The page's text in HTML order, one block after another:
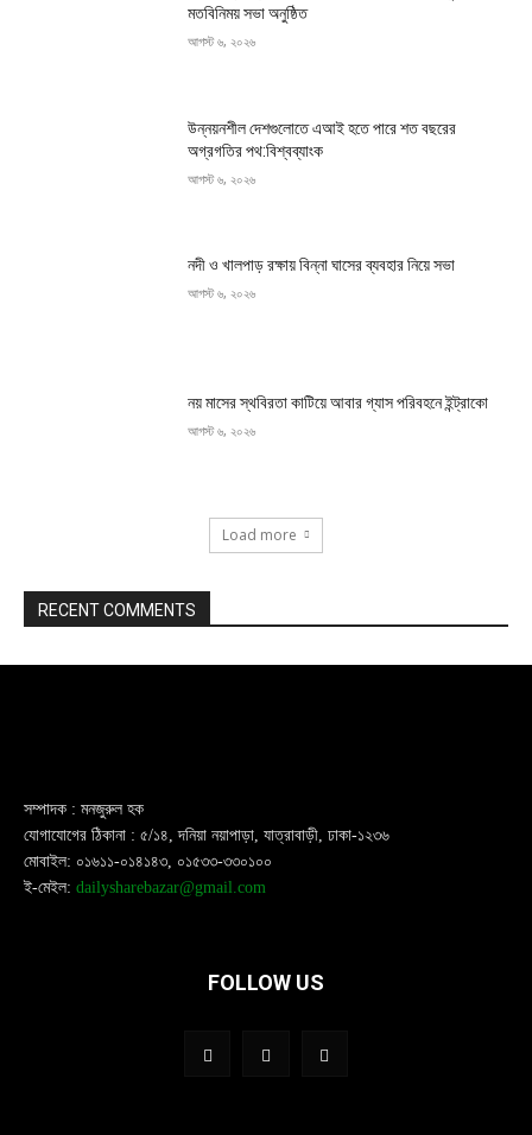
মতবিনিময় সভা অনুষ্ঠিত
আগস্ট ৬, ২০২৬
উন্নয়নশীল দেশগুলোতে এআই হতে পারে শত বছরের
অগ্রগতির পথ:বিশ্বব্যাংক
আগস্ট ৬, ২০২৬
নদী ও খালপাড় রক্ষায় বিন্না ঘাসের ব্যবহার নিয়ে সভা
আগস্ট ৬, ২০২৬
নয় মাসের স্থবিরতা কাটিয়ে আবার গ্যাস পরিবহনে ইন্ট্রাকো
আগস্ট ৬, ২০২৬
Load more
RECENT COMMENTS
সম্পাদক : মনজুরুল হক
যোগাযোগের ঠিকানা : ৫/১৪, দনিয়া নয়াপাড়া, যাত্রাবাড়ী, ঢাকা-১২৩৬
মোবাইল: ০১৬১১-০১৪১৪৩, ০১৫৩৩-৩৩০১০০
ই-মেইল: dailysharebazar@gmail.com
FOLLOW US